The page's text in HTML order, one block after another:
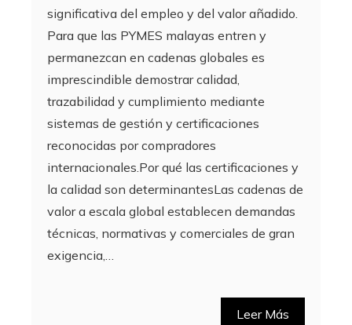
significativa del empleo y del valor añadido.
Para que las PYMES malayas entren y
permanezcan en cadenas globales es
imprescindible demostrar calidad,
trazabilidad y cumplimiento mediante
sistemas de gestión y certificaciones
reconocidas por compradores
internacionales.Por qué las certificaciones y
la calidad son determinantesLas cadenas de
valor a escala global establecen demandas
técnicas, normativas y comerciales de gran
exigencia,…
Leer Más